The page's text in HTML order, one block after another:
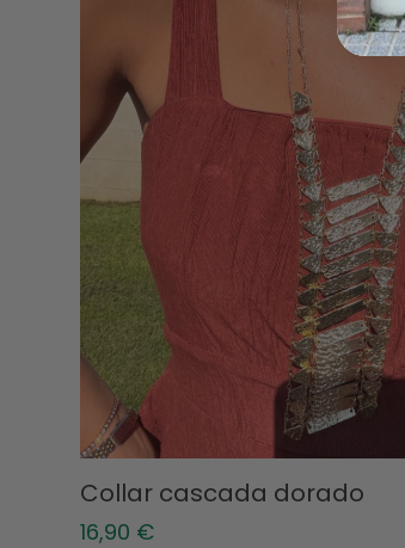
Collar cascada dorado
16,90 €